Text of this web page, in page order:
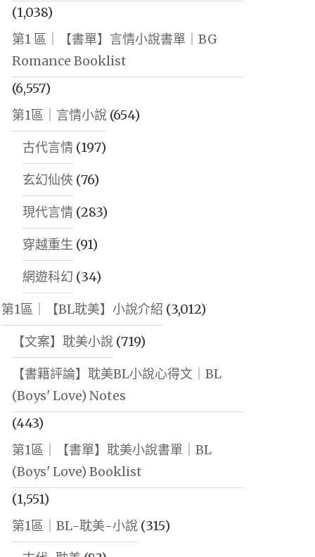
(1,038)
第1 區｜【書單】言情小說書單｜BG
Romance Booklist
(6,557)
第1區｜言情小說(654)
古代言情(197)
玄幻仙俠 (76)
現代言情(283)
穿越重生 (91)
網遊科幻 (34)
第1區｜【BL耽美】小說介紹 (3,012)
【文案】耽美小說(719)
【書籍評論】耽美BL小說心得文｜BL
(Boys' Love) Notes
(443)
第1區｜【書單】耽美小說書單｜BL
(Boys' Love) Booklist
(1,551)
第1區｜BL-耽美-小說(315)